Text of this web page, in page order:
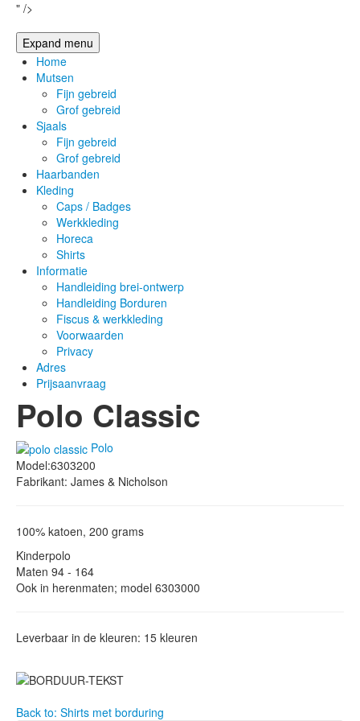
" />
Expand menu
Home
Mutsen
Fijn gebreid
Grof gebreid
Sjaals
Fijn gebreid
Grof gebreid
Haarbanden
Kleding
Caps / Badges
Werkkleding
Horeca
Shirts
Informatie
Handleiding brei-ontwerp
Handleiding Borduren
Fiscus & werkkleding
Voorwaarden
Privacy
Adres
Prijsaanvraag
Polo Classic
Polo
Model:6303200
Fabrikant: James & Nicholson
100% katoen, 200 grams
Kinderpolo
Maten 94 - 164
Ook in herenmaten; model 6303000
Leverbaar in de kleuren: 15 kleuren
Back to: Shirts met borduring